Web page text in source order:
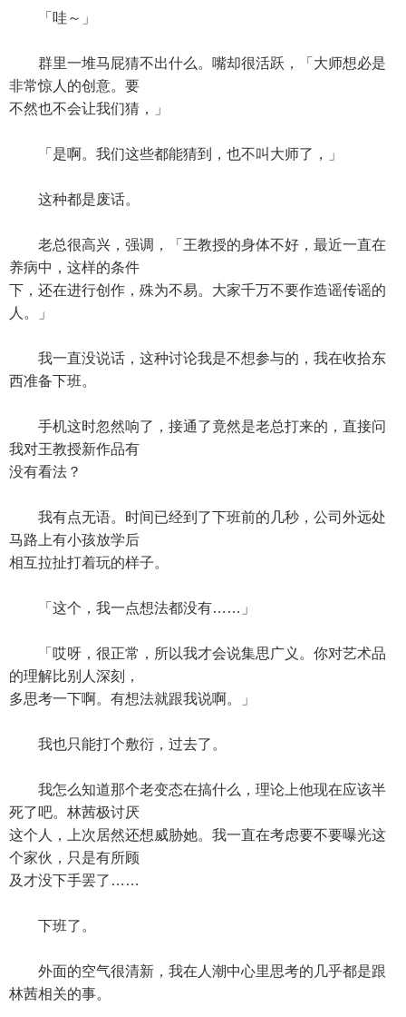
「哇～」
群里一堆马屁猜不出什么。嘴却很活跃，「大师想必是
非常惊人的创意。要
不然也不会让我们猜，」
「是啊。我们这些都能猜到，也不叫大师了，」
这种都是废话。
老总很高兴，强调，「王教授的身体不好，最近一直在
养病中，这样的条件
下，还在进行创作，殊为不易。大家千万不要作造谣传谣的
人。」
我一直没说话，这种讨论我是不想参与的，我在收拾东
西准备下班。
手机这时忽然响了，接通了竟然是老总打来的，直接问
我对王教授新作品有
没有看法？
我有点无语。时间已经到了下班前的几秒，公司外远处
马路上有小孩放学后
相互拉扯打着玩的样子。
「这个，我一点想法都没有……」
「哎呀，很正常，所以我才会说集思广义。你对艺术品
的理解比别人深刻，
多思考一下啊。有想法就跟我说啊。」
我也只能打个敷衍，过去了。
我怎么知道那个老变态在搞什么，理论上他现在应该半
死了吧。林茜极讨厌
这个人，上次居然还想威胁她。我一直在考虑要不要曝光这
个家伙，只是有所顾
及才没下手罢了……
下班了。
外面的空气很清新，我在人潮中心里思考的几乎都是跟
林茜相关的事。